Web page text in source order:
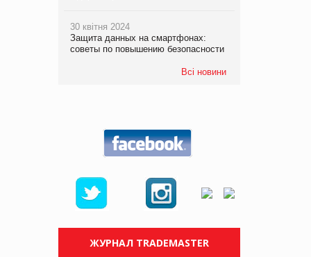
30 квітня 2024
Защита данных на смартфонах:
советы по повышению безопасности
Всі новини
ЖУРНАЛ TRADEMASTER